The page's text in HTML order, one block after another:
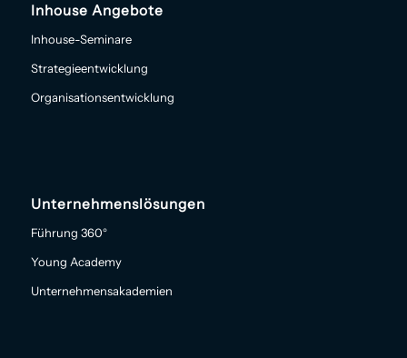
Inhouse Angebote
Inhouse-Seminare
Strategieentwicklung
Organisationsentwicklung
Unternehmenslösungen
Führung 360°
Young Academy
Unternehmensakademien